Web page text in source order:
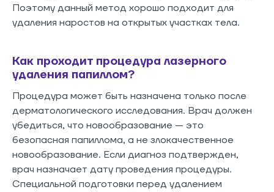
Поэтому данный метод хорошо подходит для
удаления наростов на открытых участках тела.
Как проходит процедура лазерного
удаления папиллом?
Процедура может быть назначена только после
дерматологического исследования. Врач должен
убедиться, что новообразование — это
безопасная папиллома, а не злокачественное
новообразование. Если диагноз подтвержден,
врач назначает дату проведения процедуры.
Специальной подготовки перед удалением